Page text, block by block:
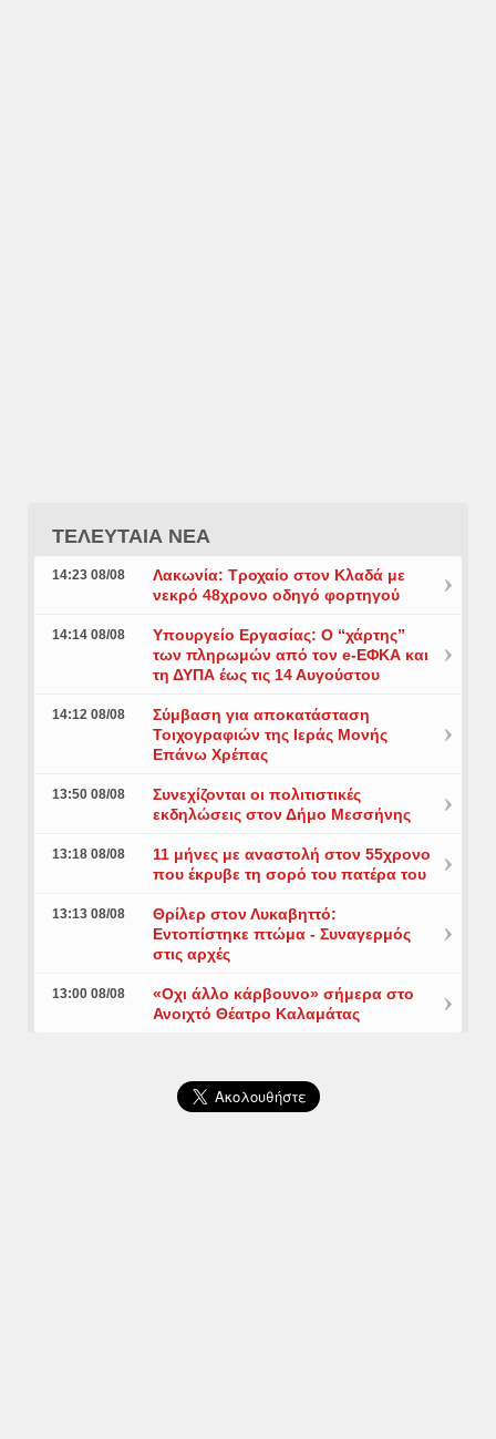
ΤΕΛΕΥΤΑΙΑ ΝΕΑ
14:23 08/08
Λακωνία: Τροχαίο στον Κλαδά με
νεκρό 48χρονο οδηγό φορτηγού
14:14 08/08
Υπουργείο Εργασίας: Ο “χάρτης”
των πληρωμών από τον e-ΕΦΚΑ και
τη ΔΥΠΑ έως τις 14 Αυγούστου
14:12 08/08
Σύμβαση για αποκατάσταση
Τοιχογραφιών της Ιεράς Μονής
Επάνω Χρέπας
13:50 08/08
Συνεχίζονται οι πολιτιστικές
εκδηλώσεις στον Δήμο Μεσσήνης
13:18 08/08
11 μήνες με αναστολή στον 55χρονο
που έκρυβε τη σορό του πατέρα του
13:13 08/08
Θρίλερ στον Λυκαβηττό:
Εντοπίστηκε πτώμα - Συναγερμός
στις αρχές
13:00 08/08
«Οχι άλλο κάρβουνο» σήμερα στο
Ανοιχτό Θέατρο Καλαμάτας